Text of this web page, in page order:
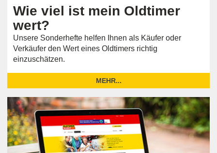
Wie viel ist mein Oldtimer
wert?
Unsere Sonderhefte helfen Ihnen als Käufer oder
Verkäufer den Wert eines Oldtimers richtig
einzuschätzen.
MEHR...